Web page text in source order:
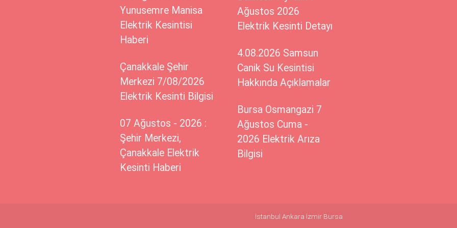
Yunusemre Manisa
Elektrik Kesintisi
Haberi
Çanakkale Şehir
Merkezi 7/08/2026
Elektrik Kesinti Bilgisi
07 Ağustos - 2026 :
Şehir Merkezi,
Çanakkale Elektrik
Kesinti Haberi
Ağustos 2026
Elektrik Kesinti Detayı
4.08.2026 Samsun
Canik Su Kesintisi
Hakkında Açıklamalar
Bursa Osmangazi 7
Ağustos Cuma -
2026 Elektrik Arıza
Bilgisi
İstanbul Ankara İzmir Bursa